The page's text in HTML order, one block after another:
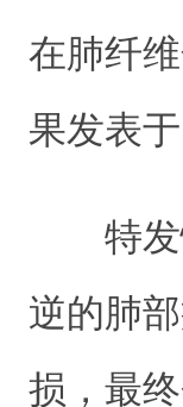
在肺纤
果发表
特
逆的肺
损，最